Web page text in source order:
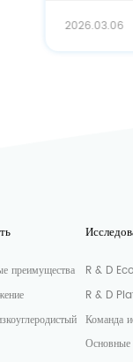
2026.03.06
преимущества
R & D
R & D
Команда
Основные